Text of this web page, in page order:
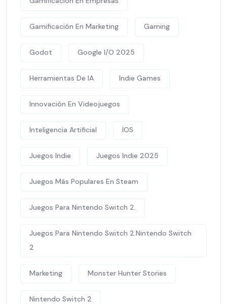
Gamificación En Marketing Gaming
Godot Google I/O 2025
Herramientas De IA Indie Games
Innovación En Videojuegos
Inteligencia Artificial IOS
Juegos Indie Juegos Indie 2025
Juegos Más Populares En Steam
Juegos Para Nintendo Switch 2.
Juegos Para Nintendo Switch 2.Nintendo Switch
2
Marketing Monster Hunter Stories
Nintendo Switch 2